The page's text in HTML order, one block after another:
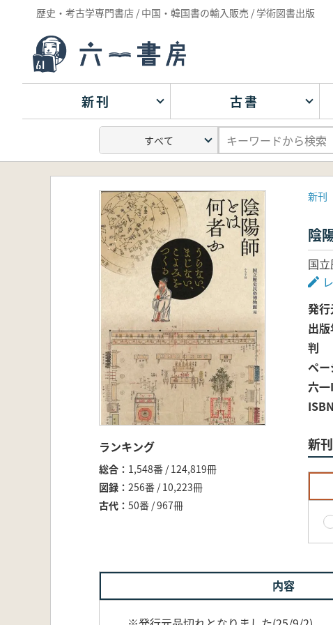
歴史・考古学専門書店 / 中国・韓国書の輸入販売 / 学術図書出版
新刊 古書
ランキング
総合
1,548番 / 124,819冊
図録
256番 / 10,223冊
古代
50番 / 967冊
新刊
陰
国
発
出
判
ペ
六
ISBN
新
内容